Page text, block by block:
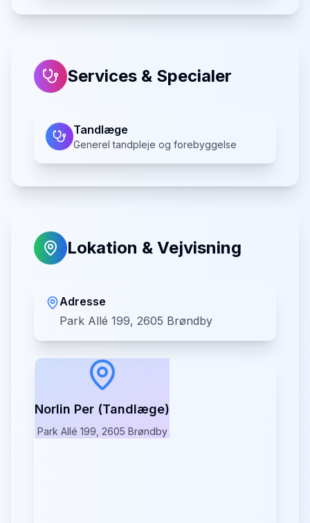
Services & Specialer
Tandlæge
Generel tandpleje og forebyggelse
Lokation & Vejvisning
Adresse
Park Allé 199, 2605 Brøndby
Norlin Per (Tandlæge)
Park Allé 199, 2605 Brøndby